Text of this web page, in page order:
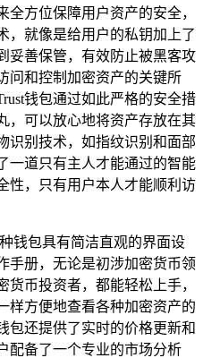
方位保障用户资产的安全，
，就像是给用户的私钥加上了
妥善保管，有效防止被黑客攻
问和控制加密资产的关键所
钱包通过如此严格的安全措
，可以放心地将资产存放在其
识别技术，如指纹识别和面部
一道只有主人才能通过的智能
性，只有用户本人才能顺利访
钱包具有简洁直观的界面设
手册，无论是初涉加密货币领
币投资者，都能轻松上手，
样方便地查看各种加密资产的
包还提供了实时的价格更新和
配备了一个专业的市场分析